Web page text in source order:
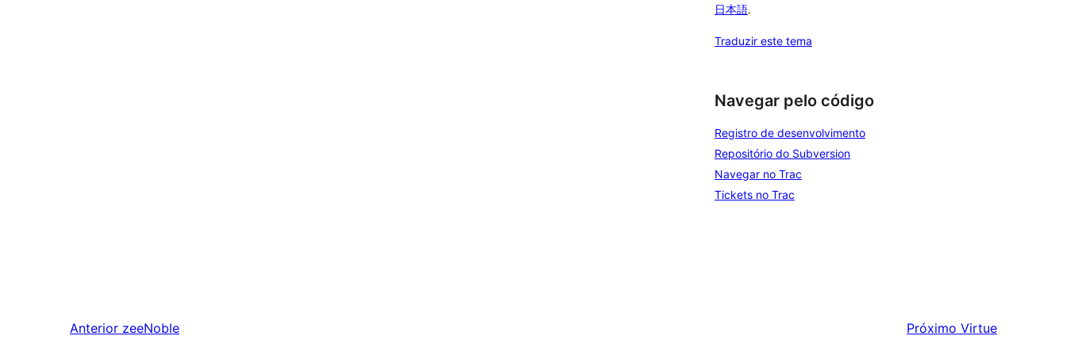
日本語.
Traduzir este tema
Navegar pelo código
Registro de desenvolvimento
Repositório do Subversion
Navegar no Trac
Tickets no Trac
Anterior zeeNoble Próximo Virtue